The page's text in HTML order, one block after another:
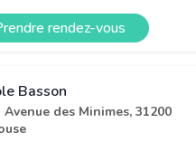
rendez-vous
Basson
Avenue des Minimes, 31200